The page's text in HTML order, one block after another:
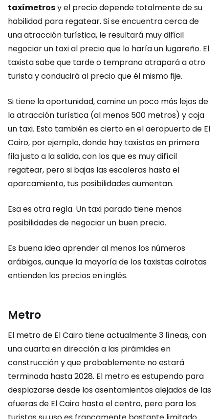
taxímetrosy el precio depende totalmente de su
habilidad para regatear. Si se encuentra cerca de
una atracción turística, le resultará muy difícil
negociar un taxi al precio que lo haría un lugareño. El
taxista sabe que tarde o temprano atrapará a otro
turista y conducirá al precio que él mismo fije.
Si tiene la oportunidad, camine un poco más lejos de
la atracción turística (al menos 500 metros) y coja
un taxi. Esto también es cierto en el aeropuerto de El
Cairo, por ejemplo, donde hay taxistas en primera
fila justo a la salida, con los que es muy difícil
regatear, pero si bajas las escaleras hasta el
aparcamiento, tus posibilidades aumentan.
Esa es otra regla. Un taxi parado tiene menos
posibilidades de negociar un buen precio.
Es buena idea aprender al menos los números
arábigos, aunque la mayoría de los taxistas cairotas
entienden los precios en inglés.
Metro
El metro de El Cairo tiene actualmente 3 líneas, con
una cuarta en dirección a las pirámides en
construcción y que probablemente no estará
terminada hasta 2028. El metro es estupendo para
desplazarse desde los asentamientos alejados de las
afueras de El Cairo hasta el centro, pero para los